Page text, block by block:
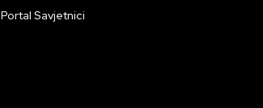
Portal Savjetnici